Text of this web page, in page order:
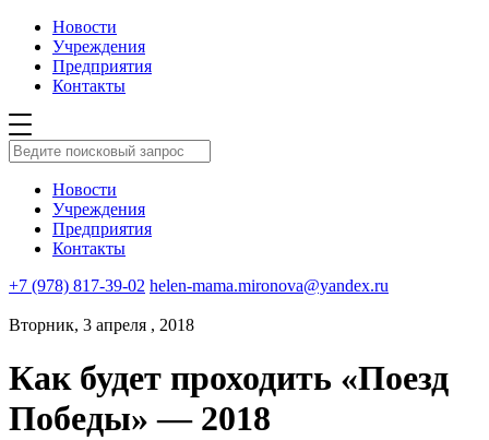
Новости
Учреждения
Предприятия
Контакты
Новости
Учреждения
Предприятия
Контакты
+7 (978) 817-39-02 helen-mama.mironova@yandex.ru
Вторник, 3 апреля , 2018
Как будет проходить «Поезд
Победы» — 2018